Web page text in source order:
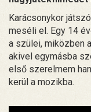
Karácsonykor
meséli el. Egy 14
a szülei, miközben
akivel egymásba
első szerelmem
kerül a mozikba.